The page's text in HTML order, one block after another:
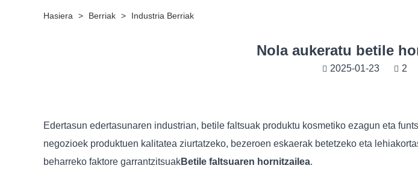
Hasiera > Berriak > Industria Berriak
Nola aukeratu betile
2025-01-23 2
Edertasun edertasunaren industrian, betile faltsuak produktu kosmetiko ezagun eta
negozioek produktuen kalitatea ziurtatzeko, bezeroen eskaerak betetzeko eta
beharreko faktore garrantzitsuakBetile faltsuaren hornitzailea.